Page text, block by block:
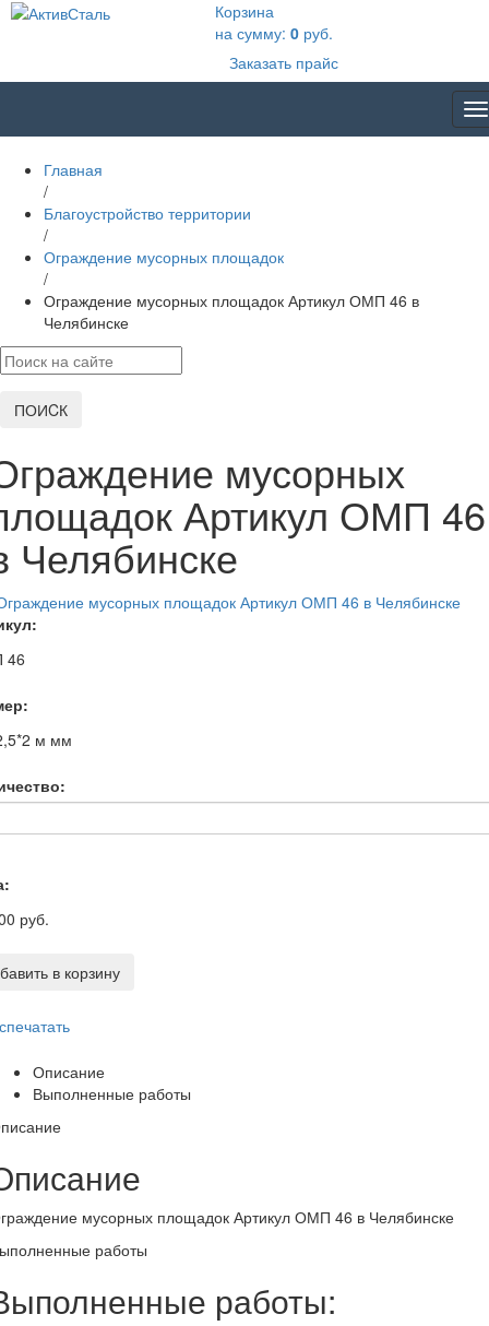
Корзина
на сумму: 0руб.
Заказать прайс
Главная
/
Благоустройство территории
/
Ограждение мусорных площадок
/
Ограждение мусорных площадок Артикул ОМП 46 в
Челябинске
ПОИCК
мусорных
Артикул ОМП 46
Челябинске
м мм
руб.
в корзину
Описание
Выполненные работы
мусорных площадок Артикул ОМП 46 в Челябинске
работы
работы: